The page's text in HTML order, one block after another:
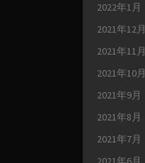
2022年1月
2021年12月
2021年11月
2021年10月
2021年9月
2021年8月
2021年7月